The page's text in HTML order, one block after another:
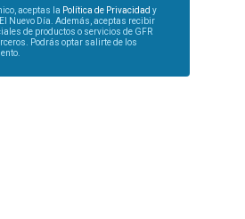
aceptas la Política de Privacidad y
Nuevo Día. Además, aceptas recibir
de productos o servicios de GFR
Podrás optar salirte de los